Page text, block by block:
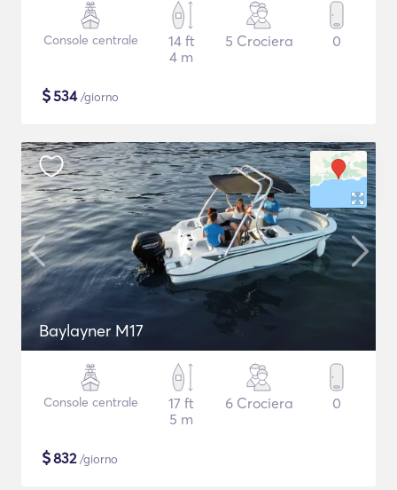
Console centrale
14 ft
4 m
5 Crociera 0
$534/giorno
Baylayner M17
Console centrale
17 ft
5 m
6 Crociera 0
$832/giorno